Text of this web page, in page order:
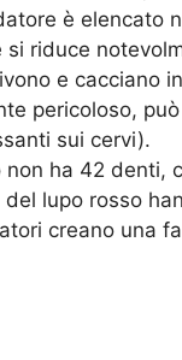
è elencato
si riduce
e cacciano
pericoloso,
sui cervi).
non ha 42 denti,
del lupo rosso
creano una